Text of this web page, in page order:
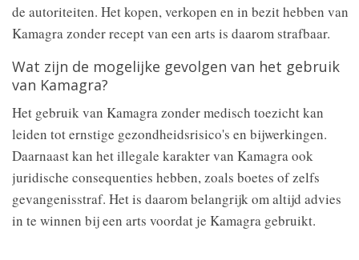
de autoriteiten. Het kopen, verkopen en in bezit hebben van
Kamagra zonder recept van een arts is daarom strafbaar.
Wat zijn de mogelijke gevolgen van het gebruik
van Kamagra?
Het gebruik van Kamagra zonder medisch toezicht kan
leiden tot ernstige gezondheidsrisico's en bijwerkingen.
Daarnaast kan het illegale karakter van Kamagra ook
juridische consequenties hebben, zoals boetes of zelfs
gevangenisstraf. Het is daarom belangrijk om altijd advies
in te winnen bij een arts voordat je Kamagra gebruikt.